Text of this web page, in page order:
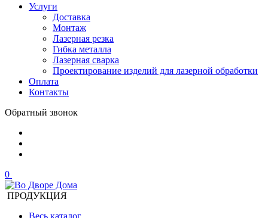
Услуги
Доставка
Монтаж
Лазерная резка
Гибка металла
Лазерная сварка
Проектирование изделий для лазерной обработки
Оплата
Контакты
Обратный звонок
0
ПРОДУКЦИЯ
Весь каталог